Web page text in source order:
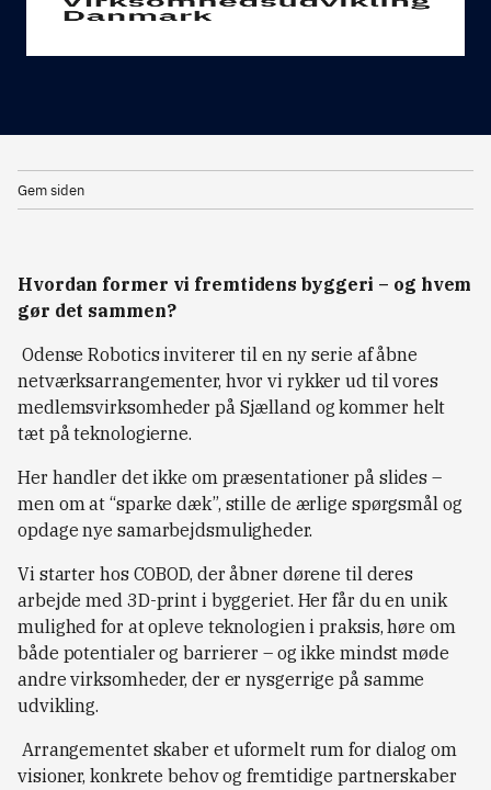
Gem siden
Hvordan former vi fremtidens byggeri – og hvem
gør det sammen?
Odense Robotics inviterer til en ny serie af åbne
netværksarrangementer, hvor vi rykker ud til vores
medlemsvirksomheder på Sjælland og kommer helt
tæt på teknologierne.
Her handler det ikke om præsentationer på slides –
men om at “sparke dæk”, stille de ærlige spørgsmål og
opdage nye samarbejdsmuligheder.
Vi starter hos COBOD, der åbner dørene til deres
arbejde med 3D-print i byggeriet. Her får du en unik
mulighed for at opleve teknologien i praksis, høre om
både potentialer og barrierer – og ikke mindst møde
andre virksomheder, der er nysgerrige på samme
udvikling.
Arrangementet skaber et uformelt rum for dialog om
visioner, konkrete behov og fremtidige partnerskaber